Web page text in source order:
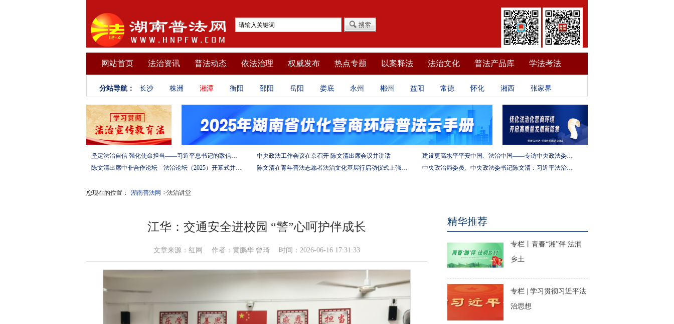
网站首页 法治资讯 普法动态 依法治理 权威发布 热点专题 以案释法 法治文化 普法产品库 学法考法
分站导航： 长沙 株洲 湘潭 衡阳 邵阳 岳阳 娄底 永州 郴州 益阳 常德 怀化 湘西 张家界
坚定法治自信 强化使命担当——习近平总书记的致信激励法学法律工作者投身全面依法治国伟大实践 中央政法工作会议在京召开 陈文清出席会议并讲话
建设更高水平平安中国、法治中国——专访中央政法委秘书长訚柏
陈文清出席中非合作论坛－法治论坛（2025）开幕式并在湖南调研
陈文清在青年普法志愿者法治文化基层行启动仪式上强调 以学习宣传习近平法治思想引领普法工作 中央政治局委员、中央政法委书记陈文清：习近平法治思想是全面依法治国的根本遵循和行动指南
您现在的位置： 湖南普法网 >法治讲堂
江华：交通安全进校园 “警”心呵护伴成长
文章来源：红网 作者：黄鹏华 曾琦 时间：2026-06-16 17:31:33
精华推荐
专栏丨青春“湘”伴 法润
乡土
专栏 | 学习贯彻习近平法
治思想